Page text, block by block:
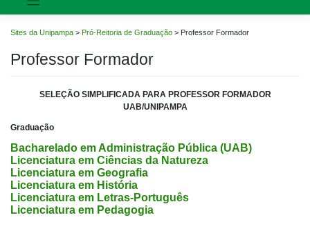
Sites da Unipampa > Pró-Reitoria de Graduação > Professor Formador
Professor Formador
SELEÇÃO SIMPLIFICADA PARA PROFESSOR FORMADOR
UAB/UNIPAMPA
Graduação
Bacharelado em Administração Pública (UAB)
Licenciatura em Ciências da Natureza
Licenciatura em Geografia
Licenciatura em História
Licenciatura em Letras-Português
Licenciatura em Pedagogia